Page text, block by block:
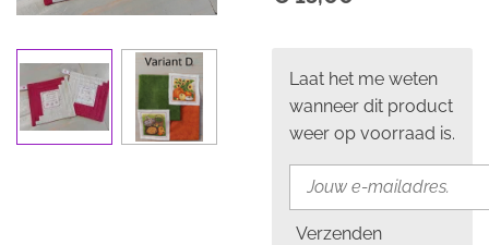
Laat het me weten
wanneer dit product
weer op voorraad is.
Verzenden